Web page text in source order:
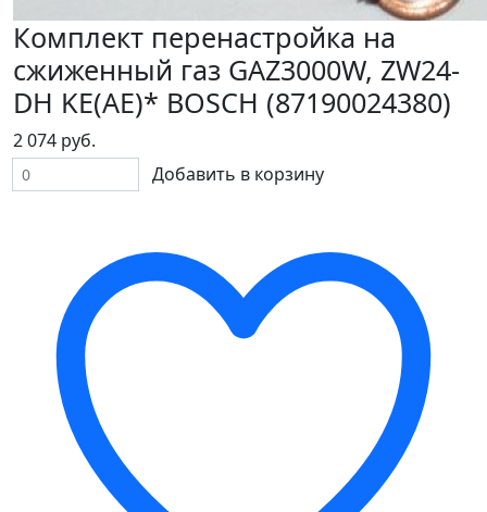
Комплект перенастройка на
сжиженный газ GAZ3000W, ZW24-
DH KE(AE)* BOSСH (87190024380)
2 074 руб.
Добавить в корзину